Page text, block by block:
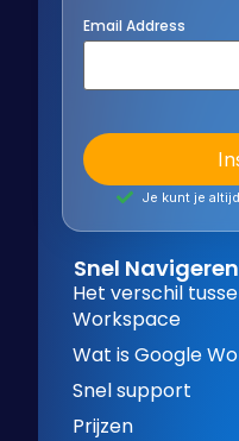
Email Address
Je kunt je
Snel Navigeren
Het verschil
Workspace
Wat is Google
Snel support
Prijzen